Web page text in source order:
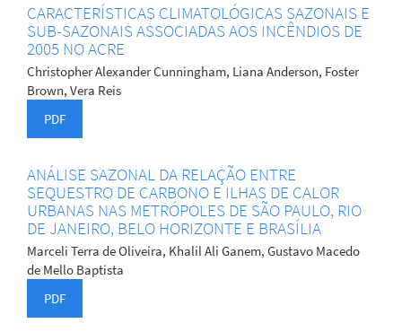
CARACTERÍSTICAS CLIMATOLÓGICAS SAZONAIS E
SUB-SAZONAIS ASSOCIADAS AOS INCÊNDIOS DE
2005 NO ACRE
Christopher Alexander Cunningham, Liana Anderson, Foster
Brown, Vera Reis
PDF
ANÁLISE SAZONAL DA RELAÇÃO ENTRE
SEQUESTRO DE CARBONO E ILHAS DE CALOR
URBANAS NAS METRÓPOLES DE SÃO PAULO, RIO
DE JANEIRO, BELO HORIZONTE E BRASÍLIA
Marceli Terra de Oliveira, Khalil Ali Ganem, Gustavo Macedo
de Mello Baptista
PDF